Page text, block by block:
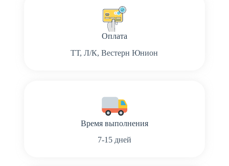
Оплата
ТТ, Л/К, Вестерн Юнион
Время выполнения
7-15 дней